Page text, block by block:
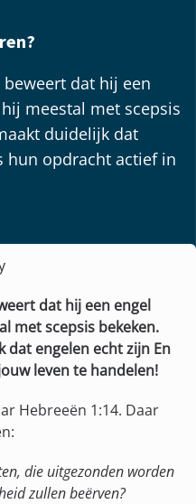
dat hij een
meestal met scepsis
duidelijk dat
hun opdracht actief in
dat hij een engel
met scepsis bekeken.
dat engelen echt zijn En
leven te handelen!
Hebreeën 1:14. Daar
die uitgezonden worden
zullen beërven?